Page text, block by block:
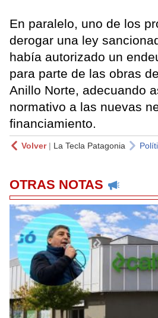
En paralelo, uno de los
derogar una ley
había autorizado un
para parte de las obras
Anillo Norte, adecuando
normativo a las nuevas
financiamiento.
Volver| La Tecla Patagonia
OTRAS NOTAS